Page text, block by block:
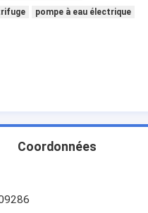
pompe à eau électrique
Coordonnées